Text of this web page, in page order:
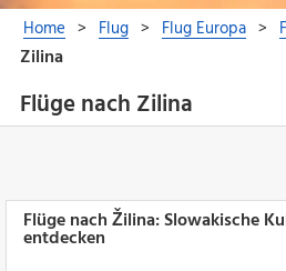
Flüge nach Zilina
Flüge nach Žilina: Slowakische
entdecken